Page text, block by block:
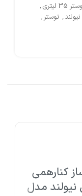
لیتری
,
, توستر ,
کنارهمی
نیولند مدل